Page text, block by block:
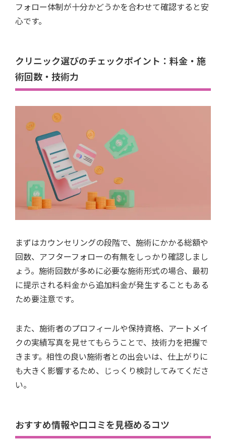
フォロー体制が十分かどうかを合わせて確認すると安
心です。
クリニック選びのチェックポイント：料金・施
術回数・技術力
まずはカウンセリングの段階で、施術にかかる総額や
回数、アフターフォローの有無をしっかり確認しまし
ょう。施術回数が多めに必要な施術形式の場合、最初
に提示される料金から追加料金が発生することもある
ため要注意です。
また、施術者のプロフィールや保持資格、アートメイ
クの実績写真を見せてもらうことで、技術力を把握で
きます。相性の良い施術者との出会いは、仕上がりに
も大きく影響するため、じっくり検討してみてくださ
い。
おすすめ情報や口コミを見極めるコツ